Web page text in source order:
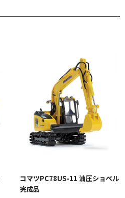
コマツPC78US-11 油圧ショベル
完成品